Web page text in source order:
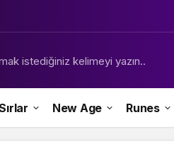
istediğiniz kelimeyi yazın..
New Age Runes